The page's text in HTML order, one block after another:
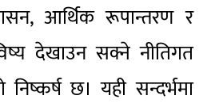
आर्थिक रूपान्तरण र
देखाउन सक्ने नीतिगत
छ। यही सन्दर्भमा